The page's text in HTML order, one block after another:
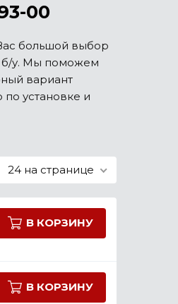
00
большой выбор
б/у. Мы поможем
вариант
установке и
24 на странице
В КОРЗИНУ
В КОРЗИНУ